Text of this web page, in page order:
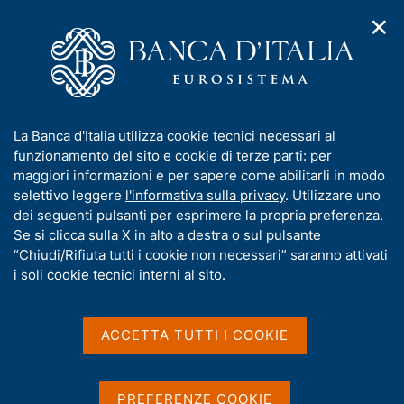
n
u
d
i
n
a
v
i
g
a
o
m
g
e
e
l
s
t
Servizi al cittadino
Servizi dell'Archivio
storico
CondividiS
t
m
IN QUESTA PAGINA
Chi può accedervi Come e dove
✕
I
n
f
o
r
m
a
t
La Banca d'Italia utilizza cookie tecnici necessari al
funzionamento del sito e cookie di terze parti: per
maggiori informazioni e per sapere come abilitarli in modo
selettivo leggere l'informativa sulla privacy. Utilizzare uno
dei seguenti pulsanti per esprimere la propria preferenza.
Se si clicca sulla X in alto a destra o sul pulsante
“Chiudi/Rifiuta tutti i cookie non necessari” saranno attivati
i soli cookie tecnici interni al sito.
ACCETTA TUTTI I COOKIE
PREFERENZE COOKIE